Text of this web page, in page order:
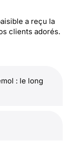
a reçu la
clients adorés.
: le long